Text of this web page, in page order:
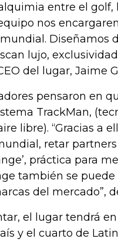
entre el golf,
nos
Diseñamos
lujo,
del lugar, Jaime
pensaron en
TrackMan,
libre). “Gracias a
retar
práctica para
también se
del mercado”,
el lugar tendrá
y el cuarto de